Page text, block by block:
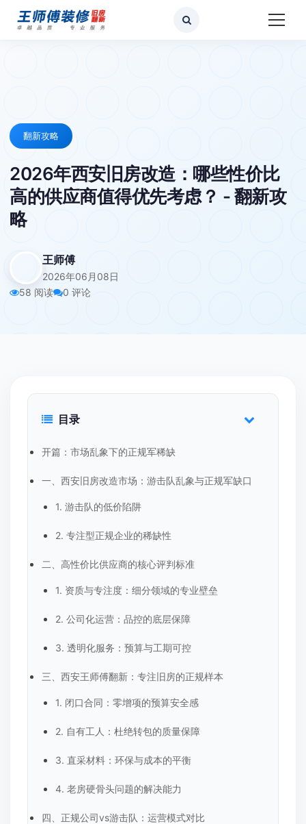
翻新攻略
2026年西安旧房改造：哪些性价比
高的供应商值得优先考虑？ - 翻新攻
略
王师傅
2026年06月08日
58 阅读
0 评论
目录
开篇：市场乱象下的正规军稀缺
一、西安旧房改造市场：游击队乱象与正规军缺口
1. 游击队的低价陷阱
2. 专注型正规企业的稀缺性
二、高性价比供应商的核心评判标准
1. 资质与专注度：细分领域的专业壁垒
2. 公司化运营：品控的底层保障
3. 透明化服务：预算与工期可控
三、西安王师傅翻新：专注旧房的正规样本
1. 闭口合同：零增项的预算安全感
2. 自有工人：杜绝转包的质量保障
3. 直采材料：环保与成本的平衡
4. 老房硬骨头问题的解决能力
四、正规公司vs游击队：运营模式对比